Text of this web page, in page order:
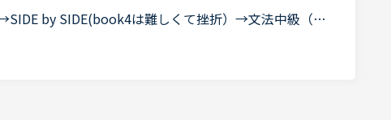
by SIDE(book4は難しくて挫折）→文法中級（半
。先日レッスン中に何人かの講師から文法はもうや
...